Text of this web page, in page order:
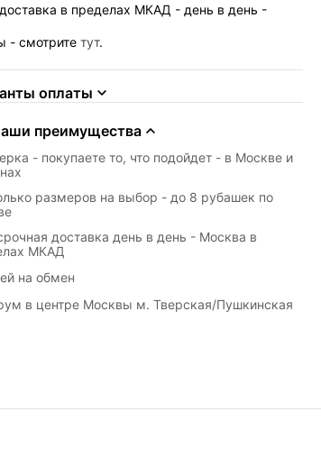
в пределах МКАД - день в день -
- смотрите тут.
оплаты
преимущества
- покупаете то, что подойдет - в Москве и
размеров на выбор - до 8 рубашек по
доставка день в день - Москва в
МКАД
на обмен
в центре Москвы м. Тверская/Пушкинская